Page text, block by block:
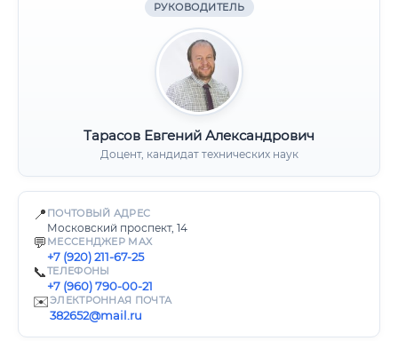
РУКОВОДИТЕЛЬ
Тарасов Евгений Александрович
Доцент, кандидат технических наук
📍 ПОЧТОВЫЙ АДРЕС
Московский проспект, 14
💬 МЕССЕНДЖЕР MAX
+7 (920) 211-67-25
📞ТЕЛЕФОНЫ
+7 (960) 790-00-21
✉️ЭЛЕКТРОННАЯ ПОЧТА
382652@mail.ru